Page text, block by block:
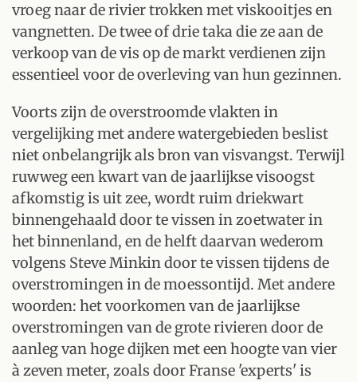
vroeg naar de rivier trokken met viskooitjes en
vangnetten. De twee of drie taka die ze aan de
verkoop van de vis op de markt verdienen zijn
essentieel voor de overleving van hun gezinnen.
Voorts zijn de overstroomde vlakten in
vergelijking met andere watergebieden beslist
niet onbelangrijk als bron van visvangst. Terwijl
ruwweg een kwart van de jaarlijkse visoogst
afkomstig is uit zee, wordt ruim driekwart
binnengehaald door te vissen in zoetwater in
het binnenland, en de helft daarvan wederom
volgens Steve Minkin door te vissen tijdens de
overstromingen in de moessontijd. Met andere
woorden: het voorkomen van de jaarlijkse
overstromingen van de grote rivieren door de
aanleg van hoge dijken met een hoogte van vier
à zeven meter, zoals door Franse 'experts' is